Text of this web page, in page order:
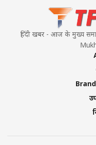
हिंदी खबर - आज के मुख्य